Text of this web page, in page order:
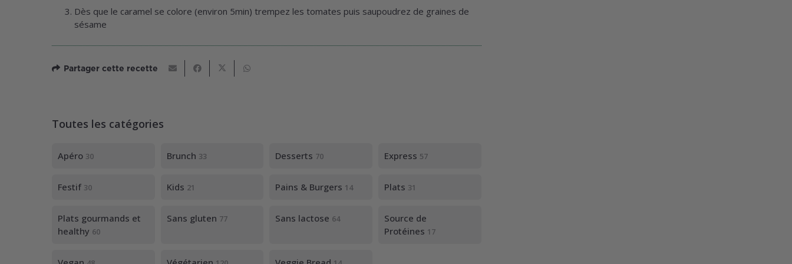
Dès que le caramel se colore (environ 5min) trempez les tomates puis saupoudrez de graines de
sésame
Partager cette recette
Toutes les catégories
Apéro 30 Brunch 33 Desserts 70 Express 57
Festif 30 Kids 21 Pains & Burgers 14 Plats 31
Plats gourmands et
healthy 60
Sans gluten 77 Sans lactose 64
Source de
Protéines 17